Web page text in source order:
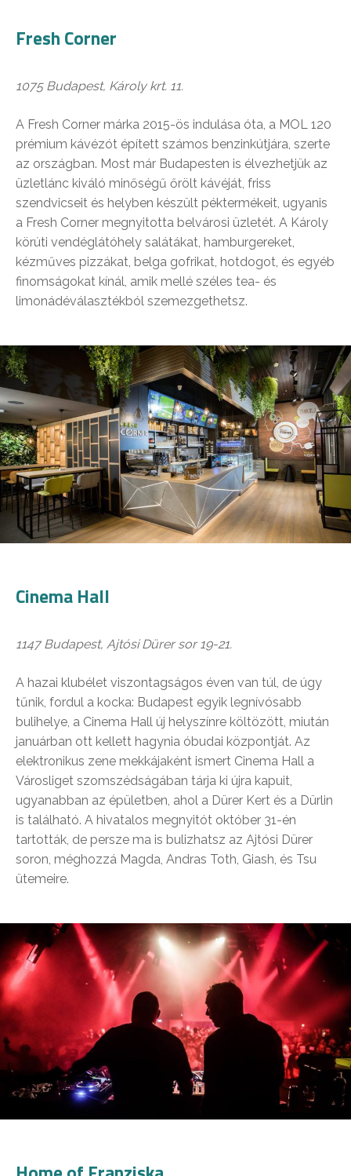
Fresh Corner
1075 Budapest, Károly krt. 11.
A Fresh Corner márka 2015-ös indulása óta, a MOL 120
prémium kávézót épített számos benzinkútjára, szerte
az országban. Most már Budapesten is élvezhetjük az
üzletlánc kiváló minőségű őrölt kávéját, friss
szendvicseit és helyben készült péktermékeit, ugyanis
a Fresh Corner megnyitotta belvárosi üzletét. A Károly
körúti vendéglátóhely salátákat, hamburgereket,
kézműves pizzákat, belga gofrikat, hotdogot, és egyéb
finomságokat kínál, amik mellé széles tea- és
limonádéválasztékból szemezgethetsz.
Cinema Hall
1147 Budapest, Ajtósi Dürer sor 19-21.
A hazai klubélet viszontagságos éven van túl, de úgy
tűnik, fordul a kocka: Budapest egyik legnívósabb
bulihelye, a Cinema Hall új helyszínre költözött, miután
januárban ott kellett hagynia óbudai központját. Az
elektronikus zene mekkájaként ismert Cinema Hall a
Városliget szomszédságában tárja ki újra kapuit,
ugyanabban az épületben, ahol a Dürer Kert és a Dürlin
is található. A hivatalos megnyitót október 31-én
tartották, de persze ma is bulizhatsz az Ajtósi Dürer
soron, méghozzá Magda, Andras Toth, Giash, és Tsu
ütemeire.